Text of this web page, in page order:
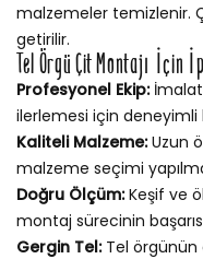
malzemeler temizlenir.
getirilir.
Tel Örgü Çit Montajı İçin
Profesyonel Ekip:İmalat
ilerlemesi için deneyimli
Kaliteli Malzeme:Uzun
malzeme seçimi
Doğru Ölçüm:Keşif ve
montaj sürecinin
Gergin Tel:Tel örgünün